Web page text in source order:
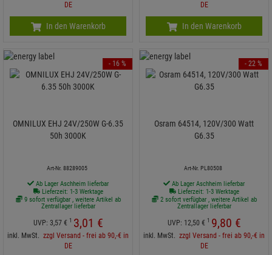
DE
In den Warenkorb
DE
In den Warenkorb
OMNILUX EHJ 24V/250W G-6.35
50h 3000K
Art-Nr. 88289005
Ab Lager Aschheim lieferbar
Lieferzeit: 1-3 Werktage
9 sofort verfügbar , weitere Artikel ab
Zentrallager lieferbar
UVP: 3, 57 € 1 3,01 €
inkl. MwSt. zzgl Versand - frei ab 90,-€ in
DE
- 16 %
Osram 64514, 120V/300 Watt
G6.35
Art-Nr. PL80508
Ab Lager Aschheim lieferbar
Lieferzeit: 1-3 Werktage
2 sofort verfügbar , weitere Artikel ab
Zentrallager lieferbar
UVP: 12, 50 € 1 9,80 €
inkl. MwSt. zzgl Versand - frei ab 90,-€ in
DE
- 22 %